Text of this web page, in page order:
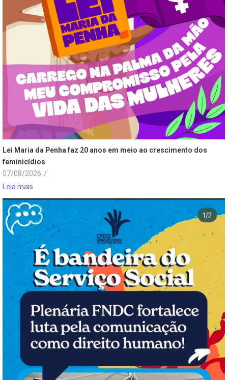
Lei Maria da Penha faz 20 anos em meio ao crescimento dos
feminicídios
07/08/2026 /
Leia mais